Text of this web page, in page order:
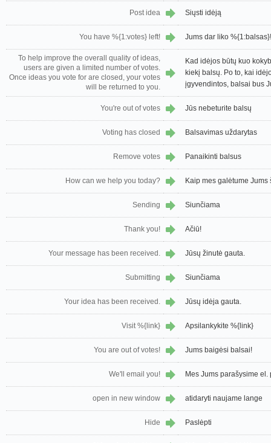
Post idea Siųsti idėją
You have %{1:votes} left! Jums dar liko %{1:balsas}!
To help improve the overall quality of ideas,
users are given a limited number of votes.
Once ideas you vote for are closed, your votes
will be returned to you.
Kad idėjos būtų kuo
kiekį balsų. Po to, kai
įgyvendintos, balsai bus
You're out of votes Jūs nebeturite balsų
Voting has closed Balsavimas uždarytas
Remove votes Panaikinti balsus
How can we help you today? Kaip mes galėtume
Sending Siunčiama
Thank you! Ačiū!
Your message has been received. Jūsų žinutė gauta.
Submitting Siunčiama
Your idea has been received. Jūsų idėja gauta.
Visit %{link} Apsilankykite %{link}
You are out of votes! Jums baigėsi balsai!
We'll email you! Mes Jums parašysime el.
open in new window atidaryti naujame lange
Hide Paslėpti